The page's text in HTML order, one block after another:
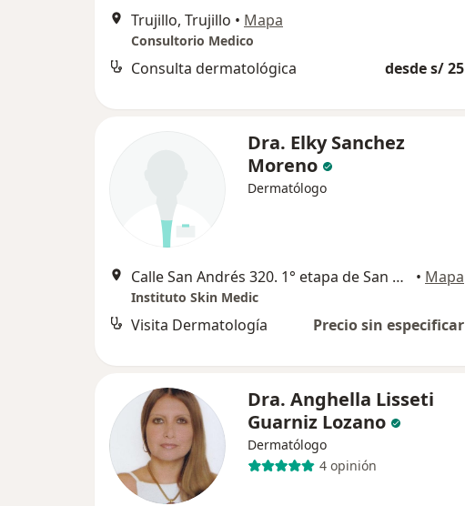
Trujillo, Trujillo • Mapa
Consultorio Medico
Consulta dermatológica desde s/ 25
Dra. Elky Sanchez
Moreno
Dermatólogo
Calle San Andrés 320. 1° etapa de San Andrés. Trujillo, Trujillo • Mapa
Instituto Skin Medic
Visita Dermatología Precio sin especificar
Dra. Anghella Lisseti
Guarniz Lozano
Dermatólogo
4 opinión